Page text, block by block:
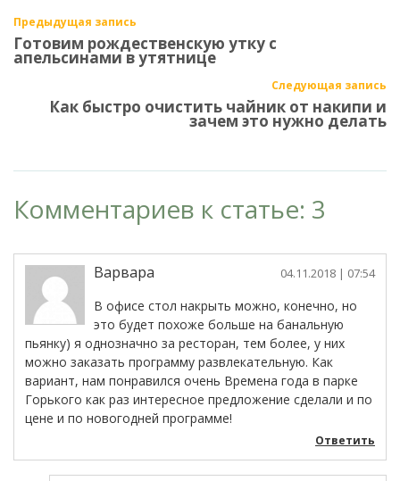
Предыдущая запись
Готовим рождественскую утку с
апельсинами в утятнице
Следующая запись
Как быстро очистить чайник от накипи и
зачем это нужно делать
Комментариев к статье: 3
Варвара 04.11.2018 | 07:54
В офисе стол накрыть можно, конечно, но
это будет похоже больше на банальную
пьянку) я однозначно за ресторан, тем более, у них
можно заказать программу развлекательную. Как
вариант, нам понравился очень Времена года в парке
Горького как раз интересное предложение сделали и по
цене и по новогодней программе!
Ответить